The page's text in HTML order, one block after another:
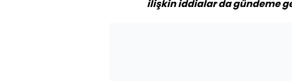
ilişkin iddialar da gündeme